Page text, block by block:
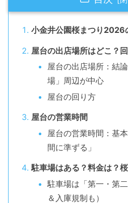
小金井公園桜まつり2026
屋台の出店場所はどこ？
屋台の出店場所：結
場」周辺が中心
屋台の回り方
屋台の営業時間
屋台の営業時間：基
間に準ずる」
駐車場はある？料金は？
駐車場は「第一・第
＆入庫規制も）